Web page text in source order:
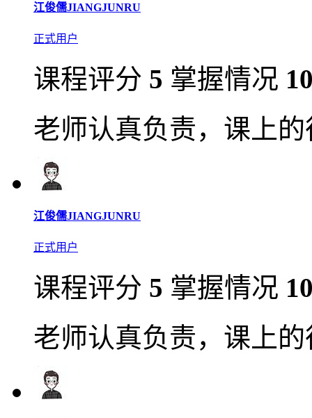
江俊儒JIANGJUNRU
正式用户
课程评分 5 掌握情况
老师认真负责，课上的
江俊儒JIANGJUNRU
正式用户
课程评分 5 掌握情况
老师认真负责，课上的